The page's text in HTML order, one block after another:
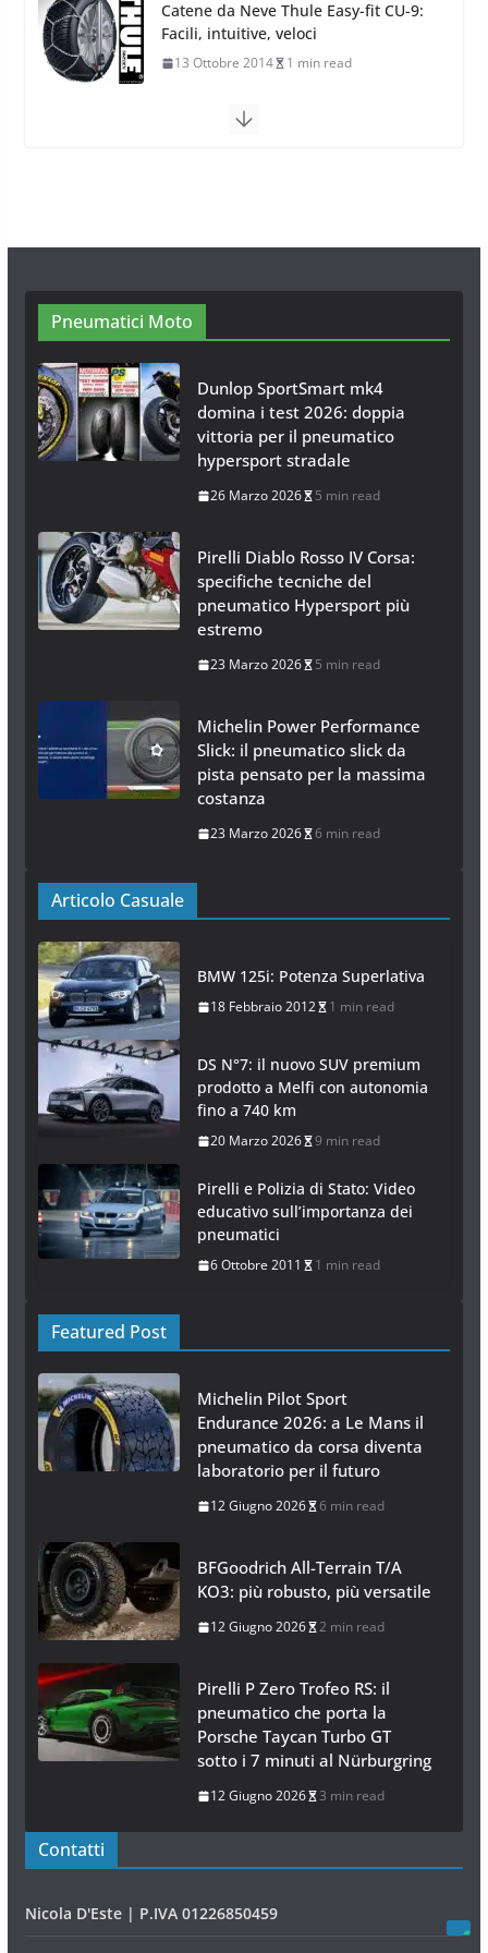
Calze da Neve Arexocks by
Arexons
26 Ottobre 2013 1 min read
Calze da Neve per Auto 2025:
26 Gennaio 2017
Pneumatici Moto
Dunlop SportSmart mk4
domina i test 2026: doppia
vittoria per il pneumatico
hypersport stradale
26 Marzo 2026 5 min read
Pirelli Diablo Rosso IV Corsa:
specifiche tecniche del
pneumatico Hypersport più
estremo
23 Marzo 2026 5 min read
Michelin Power Performance
Slick: il pneumatico slick da
pista pensato per la massima
costanza
23 Marzo 2026 6 min read
Articolo Casuale
BMW 125i: Potenza Superlativa
18 Febbraio 2012 1 min read
DS N°7: il nuovo SUV premium
prodotto a Melfi con autonomia
fino a 740 km
20 Marzo 2026 9 min read
Pirelli e Polizia di Stato: Video
educativo sull’importanza dei
pneumatici
6 Ottobre 2011 1 min read
Featured Post
Michelin Pilot Sport
Endurance 2026: a Le Mans il
pneumatico da corsa diventa
laboratorio per il futuro
12 Giugno 2026 6 min read
BFGoodrich All-Terrain T/A
KO3: più robusto, più versatile
12 Giugno 2026 2 min read
Pirelli P Zero Trofeo RS: il
pneumatico che porta la
Porsche Taycan Turbo GT
sotto i 7 minuti al Nürburgring
12 Giugno 2026 3 min read
Contatti
Nicola D'Este | P.IVA 01226850459